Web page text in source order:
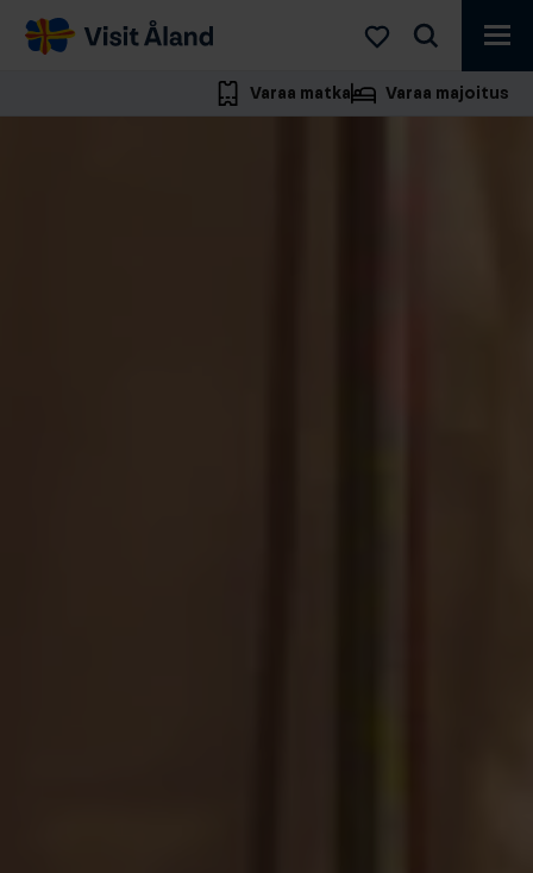
Visit
Åland
Varaa matka
Varaa majoitus